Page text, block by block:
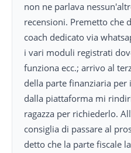
non ne parlava
recensioni. Premetto che
coach dedicato via
i vari moduli registrati
funziona ecc.; arrivo al
della parte finanziaria
dalla piattaforma mi
ragazza per richiederlo.
consiglia di passare al
detto che la parte fiscale